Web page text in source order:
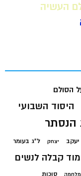
העשיה
הסולם
היסוד השבועי
יעקב יצחק ל"ג בעומר
קבלה לנשים
מלחמה סוכות